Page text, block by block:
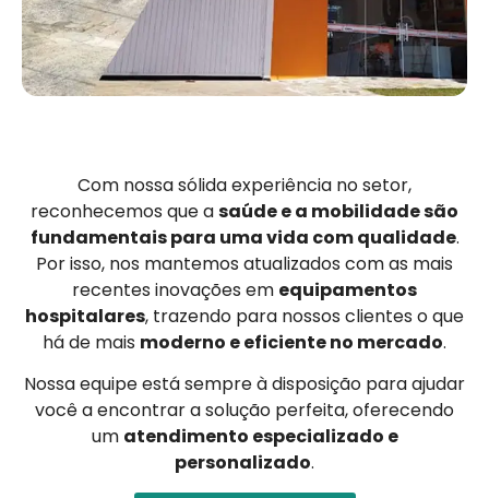
Com nossa sólida experiência no setor,
reconhecemos que asaúde e a mobilidade são
fundamentais para uma vida com qualidade.
Por isso, nos mantemos atualizados com as mais
recentes inovações em equipamentos
hospitalares, trazendo para nossos clientes o que
há de mais moderno e eficiente no mercado.
Nossa equipe está sempre à disposição para ajudar
você a encontrar a solução perfeita, oferecendo
um atendimento especializado e
personalizado.